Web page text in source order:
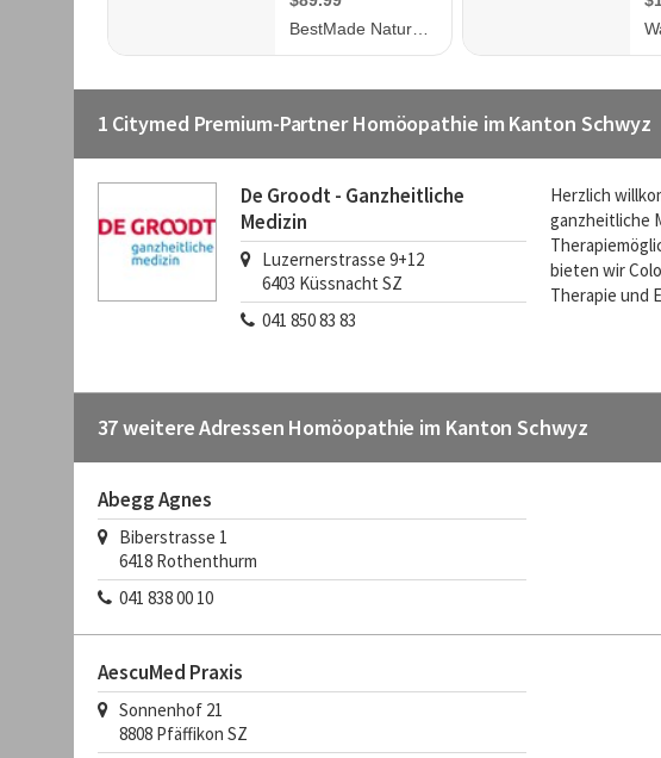
1 Citymed Premium-Partner Homöopathie im Kanton Schwyz
De Groodt - Ganzheitliche
Medizin
Luzernerstrasse 9+12
6403 Küssnacht SZ
041 850 83 83
Herzlich
ganzheitliche
bieten wir
Therapie und
37 weitere Adressen Homöopathie im Kanton Schwyz
Abegg Agnes
Biberstrasse 1
6418 Rothenthurm
041 838 00 10
AescuMed Praxis
Sonnenhof 21
8808 Pfäffikon SZ